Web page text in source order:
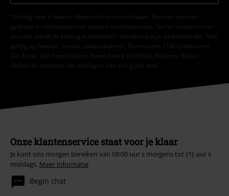
*Geldig voor 4 weken. Alleen online inwisselbaar. Kan niet worden
gebruikt in combinatie met andere promotiecodes. Na het invoeren van
de code wordt de korting automatisch verrekend in je winkelmandje. Niet
geldig op boeken, media, cadeaubonnen, Rammstein, (Till) Lindemann,
Die Ärzte, Die Toten Hosen, Feine Sahne Fischfilet, Broilers, Böhse
Onkelz en artikelen die bijdragen aan een goed doel.
Onze klantenservice staat voor je klaar
Je kunt ons morgen bereiken van 09:00 uur s morgens tot {1} uur s
middags. Meer informatie
Begin chat